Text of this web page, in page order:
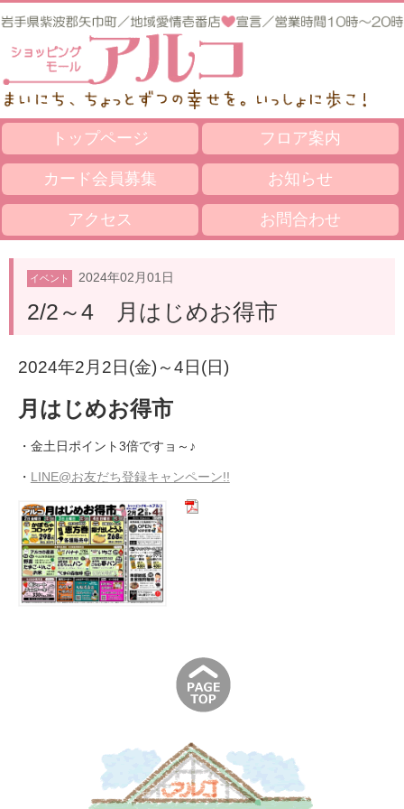
トップページ フロア案内
カード会員募集 お知らせ
アクセス お問合わせ
イベント 2024年02月01日
2/2～4 月はじめお得市
2024年2月2日(金)～4日(日)
月はじめお得市
・金土日ポイント3倍ですョ～♪
・ LINE@お友だち登録キャンペーン!!